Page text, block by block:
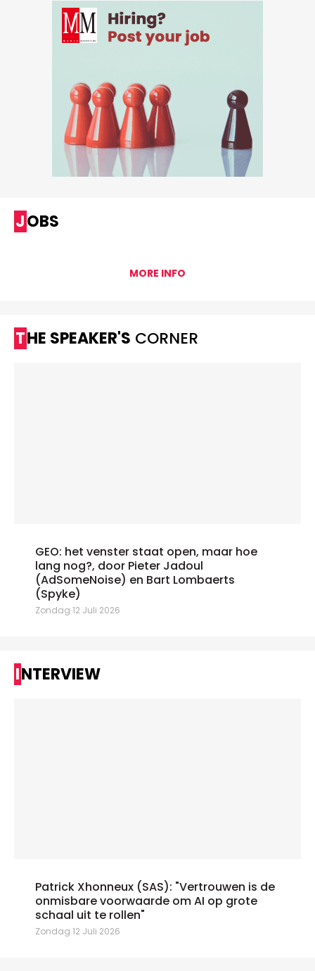
JOBS
MORE INFO
THE SPEAKER'S CORNER
GEO: het venster staat open, maar hoe
lang nog?, door Pieter Jadoul
(AdSomeNoise) en Bart Lombaerts
(Spyke)
Zondag 12 Juli 2026
INTERVIEW
Patrick Xhonneux (SAS): "Vertrouwen is de
onmisbare voorwaarde om AI op grote
schaal uit te rollen"
Zondag 12 Juli 2026